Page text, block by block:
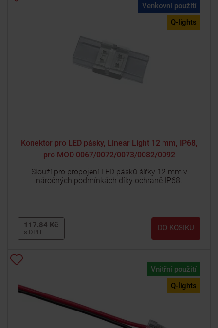
Venkovní použití
Q-lights
Konektor pro LED pásky, Linear Light 12 mm, IP68,
pro MOD 0067/0072/0073/0082/0092
Slouží pro propojení LED pásků šířky 12 mm v
náročných podmínkách díky ochraně IP68.
117.84 Kč
s DPH DO KOŠÍKU
Vnitřní použití
Q-lights